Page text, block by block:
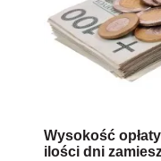
Wysokość
ilości dni